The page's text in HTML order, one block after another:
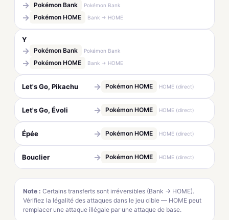
→ Pokémon Bank Pokémon Bank
→ Pokémon HOME Bank → HOME
Y
→ Pokémon Bank Pokémon Bank
→ Pokémon HOME Bank → HOME
Let's Go, Pikachu → Pokémon HOME HOME (direct)
Let's Go, Évoli → Pokémon HOME HOME (direct)
Épée → Pokémon HOME HOME (direct)
Bouclier → Pokémon HOME HOME (direct)
Note : Certains transferts sont irréversibles (Bank → HOME).
Vérifiez la légalité des attaques dans le jeu cible — HOME peut
remplacer une attaque illégale par une attaque de base.